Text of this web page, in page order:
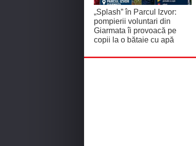
„Splash” în Parcul Izvor:
pompierii voluntari din
Giarmata îi provoacă pe
copii la o bătaie cu apă